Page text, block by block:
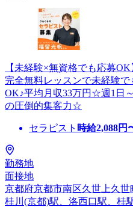
【未経験×無資格でも応募
完全無料レッスンで未経験
OK♪平均月収33万円☆週1日
の圧倒的集客力☆
セラピスト 時給2,088円
勤務地
面接地
京都府京都市南区久世上久世
桂川(京都)駅、洛西口駅、桂